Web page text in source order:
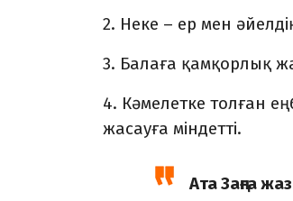
2. Неке – ер мен
3. Балаға қамқорлық
4. Кәмелетке толған
жасауға міндетті.
Ата Заңға